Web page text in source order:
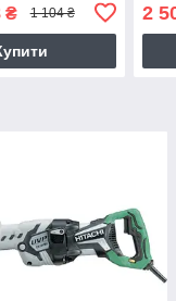
₴ 1 104 ₴ 2